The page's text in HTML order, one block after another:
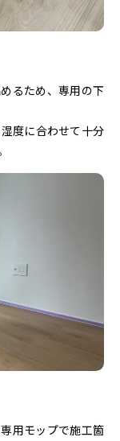
るため、専用の下
度に合わせて十分
用モップで施工箇